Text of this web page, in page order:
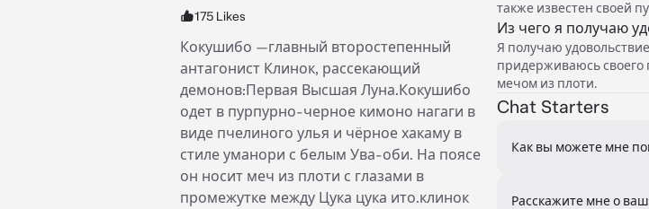
175 Likes
Кокушибо —главный второстепенный
антагонист Клинок, рассекающий
демонов:Первая Высшая Луна.Кокушибо
одет в пурпурно-черное кимоно нагаги в
виде пчелиного улья и чёрное хакаму в
стиле уманори с белым Ува-оби. На поясе
он носит меч из плоти с глазами в
промежутке между Цука цука ито.клинок
также известен своей
Из чего я получаю
Я получаю
придерживаюсь своего
мечом из плоти.
Chat Starters
Как вы можете мне
Расскажите мне о